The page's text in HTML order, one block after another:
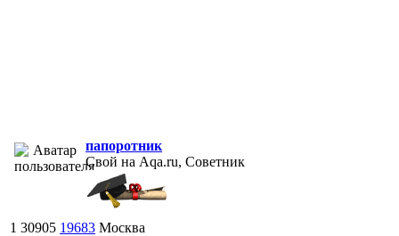
папоротник
Свой на Aqa.ru, Советник
1 30905 19683 Москва